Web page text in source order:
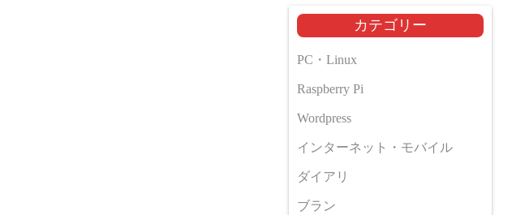
イ
ブ
カテゴリー
PC・Linux
Raspberry Pi
Wordpress
インターネット・モバイル
ダイアリ
ブラン